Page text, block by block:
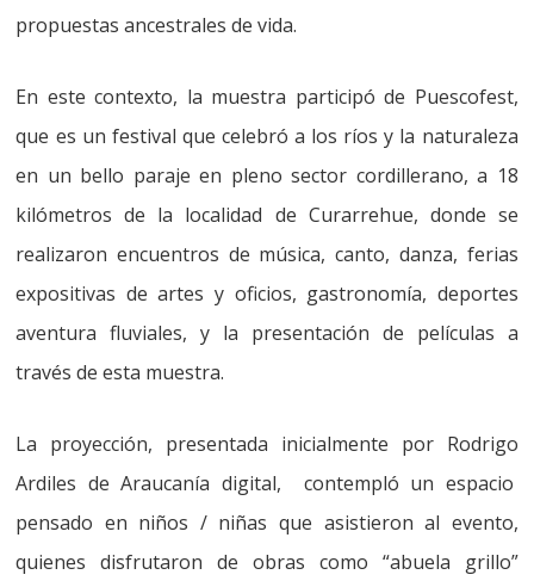
propuestas ancestrales de vida.
En este contexto, la muestra participó de Puescofest,
que es un festival que celebró a los ríos y la naturaleza
en un bello paraje en pleno sector cordillerano, a 18
kilómetros de la localidad de Curarrehue, donde se
realizaron encuentros de música, canto, danza, ferias
expositivas de artes y oficios, gastronomía, deportes
aventura fluviales, y la presentación de películas a
través de esta muestra.
La proyección, presentada inicialmente por Rodrigo
Ardiles de Araucanía digital, contempló un espacio
pensado en niños / niñas que asistieron al evento,
quienes disfrutaron de obras como “abuela grillo”